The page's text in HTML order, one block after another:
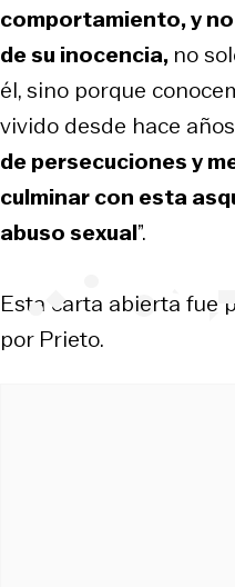
comportamiento, y
de su inocencia, no
él, sino porque
vivido desde hace
de persecuciones y
culminar con esta
abuso sexual”.
Esta carta abierta fue
por Prieto.